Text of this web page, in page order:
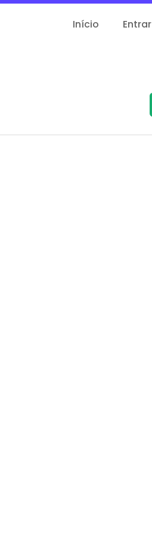
Início Entrar